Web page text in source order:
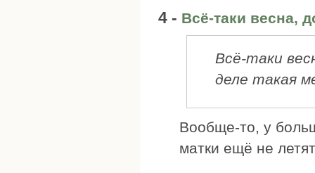
4 - Всё-таки весна,
Всё-таки
деле такая
Вообще-то, у
матки ещё не